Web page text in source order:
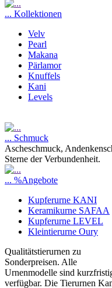
... Kollektionen
Velv
Pearl
Makana
Pärlamor
Knuffels
Kani
Levels
... Schmuck
Ascheschmuck,
Sterne der Verbundenheit.
... %Angebote
Kupferurne KANI
Keramikurne SAFAA
Kupferurne LEVEL
Kleintierurne Oury
Qualitätstierurnen zu
Sonderpreisen. Alle
Urnenmodelle sind
verfügbar. Die Tierurnen